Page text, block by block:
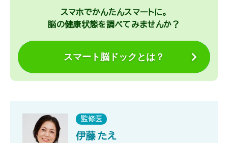
スマホでかんたんスマートに。
脳の健康状態を調べてみませんか？
スマート脳ドックとは？
監修医
伊藤 たえ